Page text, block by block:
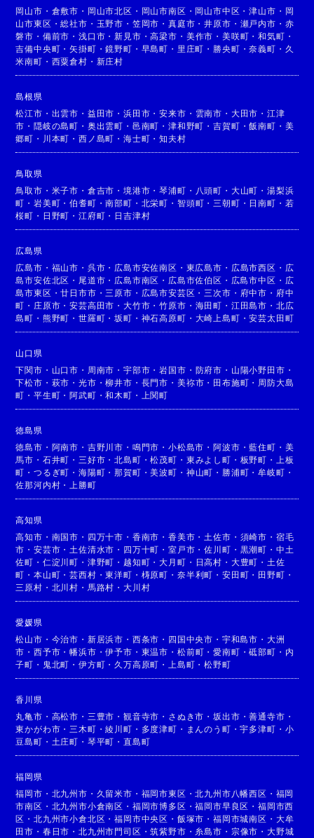
岡山市 ・ 倉敷市 ・ 岡山市北区 ・ 岡山市南区 ・ 岡山市中区 ・津山市 ・ 岡
山市東区 ・総社市 ・ 玉野市 ・ 笠岡市 ・真庭市 ・井原市 ・ 瀬戸内市 ・ 赤
磐市 ・ 備前市 ・浅口市 ・新見市 ・高梁市 ・ 美作市 ・ 美咲町 ・和気町 ・
吉備中央町 ・矢掛町 ・鏡野町 ・ 早島町 ・ 里庄町 ・ 勝央町 ・奈義町 ・ 久
米南町 ・ 西粟倉村 ・ 新庄村
島根県
松江市 ・ 出雲市 ・ 益田市 ・浜田市 ・安来市 ・ 雲南市 ・ 大田市 ・ 江津
市 ・隠岐の島町 ・ 奥出雲町 ・ 邑南町 ・津和野町 ・吉賀町 ・飯南町 ・ 美
郷町 ・ 川本町 ・西ノ島町 ・海士町 ・知夫村
鳥取県
鳥取市 ・ 米子市 ・ 倉吉市 ・境港市 ・琴浦町 ・ 八頭町 ・ 大山町 ・ 湯梨浜
町 ・岩美町 ・伯耆町 ・南部町 ・ 北栄町 ・ 智頭町 ・ 三朝町 ・ 日南町 ・ 若
桜町 ・ 日野町 ・江府町 ・ 日吉津村
広島県
広島市 ・ 福山市 ・ 呉市 ・ 広島市安佐南区 ・ 東広島市 ・ 広島市西区 ・ 広
島市安佐北区 ・ 尾道市 ・ 広島市南区 ・ 広島市佐伯区 ・ 広島市中区 ・ 広
島市東区 ・廿日市市 ・ 三原市 ・ 広島市安芸区 ・ 三次市 ・ 府中市 ・ 府中
町 ・ 庄原市 ・安芸高田市 ・大竹市 ・竹原市 ・ 海田町 ・ 江田島市 ・ 北広
島町 ・ 熊野町 ・世羅町 ・坂町 ・ 神石高原町 ・ 大崎上島町 ・安芸太田町
山口県
下関市 ・ 山口市 ・ 周南市 ・宇部市 ・岩国市 ・ 防府市 ・ 山陽小野田市 ・
下松市 ・ 萩市 ・光市 ・柳井市 ・ 長門市 ・ 美祢市 ・ 田布施町 ・ 周防大島
町 ・平生町 ・阿武町 ・和木町 ・ 上関町
徳島県
徳島市 ・ 阿南市 ・ 吉野川市 ・ 鳴門市 ・小松島市 ・阿波市 ・藍住町 ・ 美
馬市 ・ 石井町 ・ 三好市 ・北島町 ・松茂町 ・ 東みよし町 ・ 板野町 ・
上板
町 ・つるぎ町 ・海陽町 ・那賀町 ・美波町 ・ 神山町 ・ 勝浦町 ・牟岐町 ・
佐那河内村 ・ 上勝町
高知県
高知市 ・ 南国市 ・ 四万十市 ・ 香南市 ・香美市 ・ 土佐市 ・ 須崎市 ・ 宿毛
市 ・安芸市 ・ 土佐清水市 ・ 四万十町 ・室戸市 ・佐川町 ・ 黒潮町 ・ 中土
佐町 ・ 仁淀川町 ・ 津野町 ・ 越知町 ・大月町 ・ 日高村 ・ 大豊町 ・ 土佐
町 ・本山町 ・芸西村 ・東洋町 ・ 梼原町 ・ 奈半利町 ・ 安田町 ・ 田野町 ・
三原村 ・ 北川村 ・ 馬路村 ・大川村
愛媛県
松山市 ・ 今治市 ・ 新居浜市 ・ 西条市 ・ 四国中央市 ・ 宇和島市 ・ 大洲
市 ・西予市 ・幡浜市 ・伊予市 ・ 東温市 ・ 松前町 ・愛南町 ・砥部町 ・ 内
子町 ・ 鬼北町 ・伊方町 ・ 久万高原町 ・ 上島町 ・松野町
香川県
丸亀市 ・ 高松市 ・ 三豊市 ・観音寺市 ・ さぬき市 ・坂出市 ・善通寺市 ・
東かがわ市 ・ 三木町 ・綾川町 ・ 多度津町 ・ まんのう町 ・宇多津町 ・ 小
豆島町 ・ 土庄町 ・ 琴平町 ・直島町
福岡県
福岡市 ・ 北九州市 ・ 久留米市 ・ 福岡市東区 ・北九州市八幡西区 ・ 福岡
市南区 ・ 北九州市小倉南区 ・ 福岡市博多区 ・福岡市早良区 ・福岡市西
区 ・北九州市小倉北区 ・福岡市中央区 ・ 飯塚市 ・福岡市城南区 ・ 大牟
田市 ・ 春日市 ・北九州市門司区 ・筑紫野市 ・ 糸島市 ・ 宗像市 ・ 大野城